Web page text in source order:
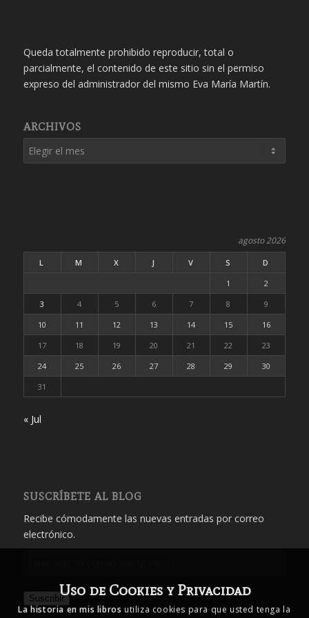
Queda totalmente prohibido reproducir, total o
parcialmente, el contenido de este sitio sin el permiso
expreso del administrador del mismo Eva María Martín.
ARCHIVOS
agosto 2026
L M X J V S
D
1
2
3
4 5 6 7 8
9
10
11 12 13 14 15
16
17
18 19 20 21 22
23
24
25 26 27 28 29
30
31
« Jul
SUSCRÍBETE AL BLOG
Recibe cómodamente las nuevas entradas por correo
electrónico.
correo
electrónico
SuscribirUso de Cookies y Privacidad
La historia en mis libros utiliza cookies para que usted tenga la